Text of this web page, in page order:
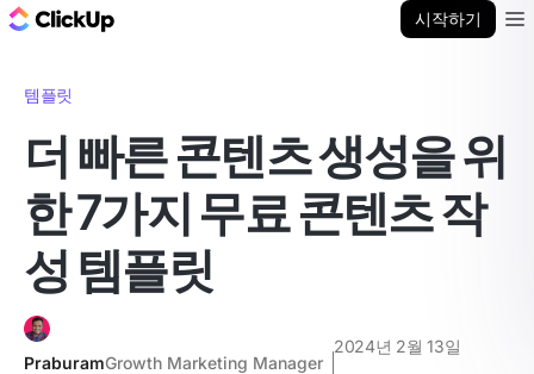
시작하기
템플릿
더 빠른 콘텐츠 생성을 위
한 7가지 무료 콘텐츠 작
성 템플릿
PraburamGrowth Marketing Manager
2024년 2월 13일